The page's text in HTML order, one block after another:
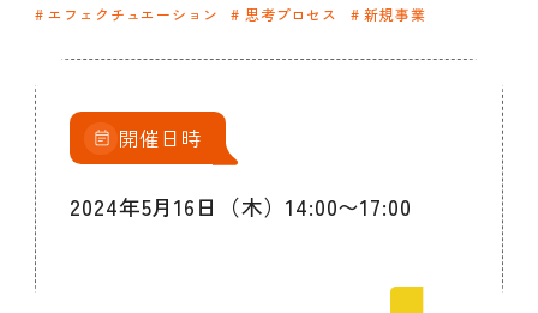
メンバーシップの声
メルマガ登録 デザイン団体・機関一覧
関西デザイン学校一覧
エフェクチュエーション 思考プロセス 新規事業
開催日時
2024年5月16日（木）14:00〜17:00